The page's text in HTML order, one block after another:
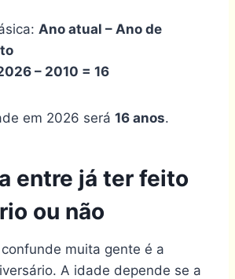
Ano atual – Ano de
– 2010 = 16
em 2026 será 16 anos.
entre já ter feito
ou não
muita gente é a
A idade depende se a